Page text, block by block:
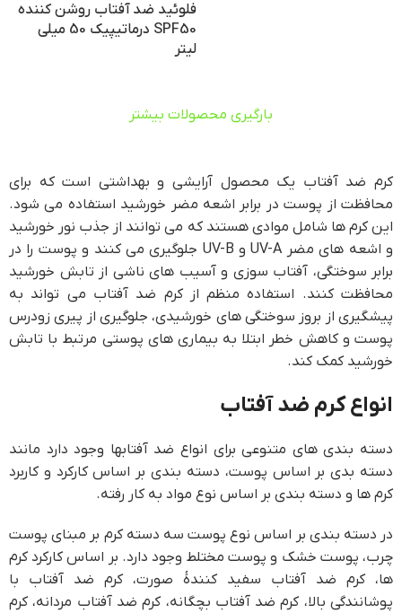
فلوئید ضد آفتاب روشن کننده
SPF50 درماتیپیک 50 میلی
لیتر
بارگیری محصولات بیشتر
کرم ضد آفتاب یک محصول آرایشی و بهداشتی است که برای
محافظت از پوست در برابر اشعه مضر خورشید استفاده می شود.
این کرم ها شامل موادی هستند که می توانند از جذب نور خورشید
و اشعه های مضر UV-A و UV-B جلوگیری می کنند و پوست را در
برابر سوختگی، آفتاب سوزی و آسیب های ناشی از تابش خورشید
محافظت کنند. استفاده منظم از کرم ضد آفتاب می تواند به
پیشگیری از بروز سوختگی های خورشیدی، جلوگیری از پیری زودرس
پوست و کاهش خطر ابتلا به بیماری های پوستی مرتبط با تابش
خورشید کمک کند.
انواع کرم ضد آفتاب
دسته بندی های متنوعی برای انواع ضد آفتابها وجود دارد مانند
دسته بدی بر اساس پوست، دسته بندی بر اساس کارکرد و کاربرد
کرم ها و دسته بندی بر اساس نوع مواد به کار رفته.
در دسته بندی بر اساس نوع پوست سه دسته کرم بر مبنای پوست
چرب، پوست خشک و پوست مختلط وجود دارد. بر اساس کارکرد کرم
ها، کرم ضد آفتاب سفید کنندۀ صورت، کرم ضد آفتاب با
پوشانندگی بالا، کرم ضد آفتاب بچگانه، کرم ضد آفتاب مردانه، کرم